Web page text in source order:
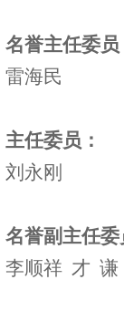
名誉主任委员
雷海民
主任委员：
刘永刚
名誉副主任委
李顺祥 才